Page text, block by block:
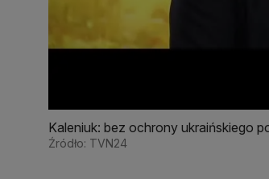
Kaleniuk: bez ochrony ukraińskiego
Źródło: TVN24